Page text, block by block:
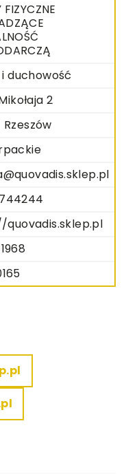
FIZYCZNE
i duchowość
2